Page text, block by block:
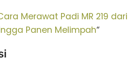
Merawat Padi MR 219 dari
Panen Melimpah“